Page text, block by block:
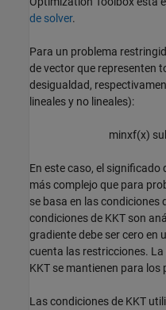
de solver.
Para un problema
de vector que representen
desigualdad,
lineales y no lineales):
minxf(x)
En este caso, el
más complejo que para
se basa en las condiciones
condiciones de KKT son
gradiente debe ser cero en
cuenta las restricciones.
KKT se mantienen para
Las condiciones de KKT